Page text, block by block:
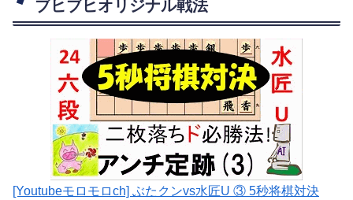
ブヒブヒオリジナル戦法
[Youtubeモロモロch] ぶたクンvs水匠U ③ 5秒将棋対決